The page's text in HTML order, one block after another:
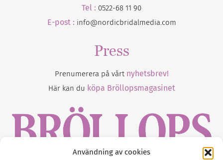
Användning av cookies
Tel : 0522-68 11 90
E-post : info@nordicbridalmedia.com
Press
Prenumerera på vårt nyhetsbrev!
Här kan du köpa Bröllopsmagasinet